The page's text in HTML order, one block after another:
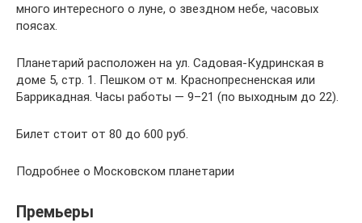
много интересного о луне, о звездном небе, часовых
поясах.
Планетарий расположен на ул. Садовая-Кудринская в
доме 5, стр. 1. Пешком от м. Краснопресненская или
Баррикадная. Часы работы — 9–21 (по выходным до 22).
Билет стоит от 80 до 600 руб.
Подробнее о Московском планетарии
Премьеры